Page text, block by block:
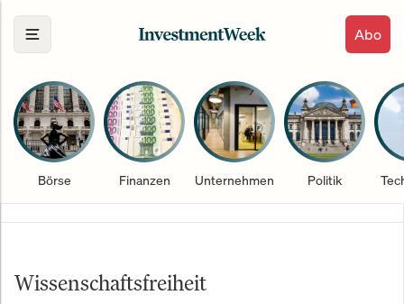
Abo
Börse Finanzen Unternehmen Politik
Wissenschaftsfreiheit